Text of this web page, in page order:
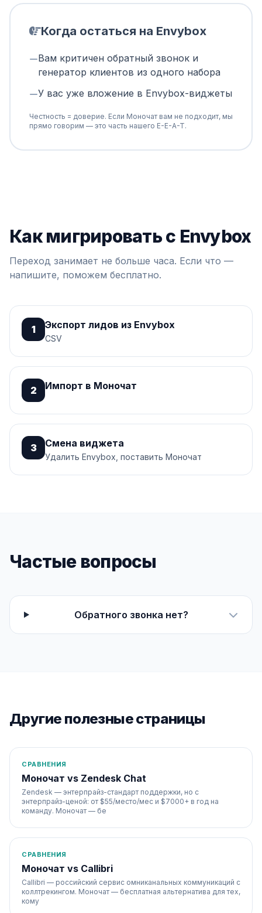
Когда остаться на Envybox
Вам критичен обратный звонок и
генератор клиентов из одного набора
У вас уже вложение в Envybox-виджеты
Честность = доверие. Если Моночат вам не подходит, мы
прямо говорим — это часть нашего E-E-A-T.
Как мигрировать с Envybox
Переход занимает не больше часа. Если что —
напишите, поможем бесплатно.
1 Экспорт лидов из Envybox
CSV
2 Импорт в Моночат
3 Смена виджета
Удалить Envybox, поставить Моночат
Частые вопросы
Обратного звонка нет?
Другие полезные страницы
СРАВНЕНИЯ
Моночат vs Zendesk Chat
Zendesk — энтерпрайз-стандарт поддержки, но с
энтерпрайз-ценой: от $55/место/мес и $7000+ в год на
команду. Моночат — бе
СРАВНЕНИЯ
Моночат vs Callibri
Callibri — российский сервис омниканальных коммуникаций с
коллтрекингом. Моночат — бесплатная альтернатива для тех,
кому